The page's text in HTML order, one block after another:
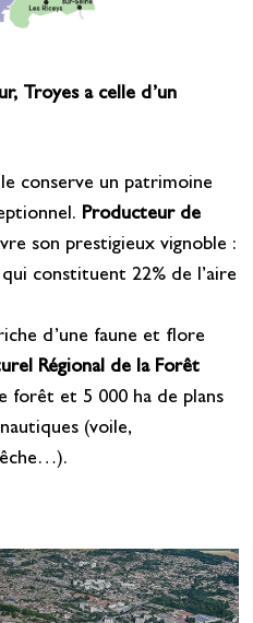
Troyes a celle d’un
conserve un patrimoine
Producteur de
son prestigieux vignoble :
constituent 22% de l’aire
d’une faune et flore
Régional de la Forêt
forêt et 5 000 ha de plans
(voile,